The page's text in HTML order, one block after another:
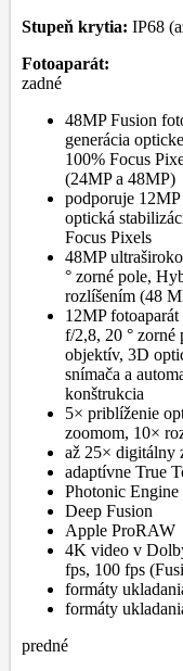
Stupeň krytia: IP68
Fotoaparát:
zadné
48MP Fusion
generácia
100% Focus
(24MP a 48MP)
podporuje
optická
Focus Pixels
48MP
° zorné pole,
rozlíšením (48
12MP
f/2,8, 20 ° zorné
objektív, 3D
snímača a
konštrukcia
5× priblíženie
zoomom, 10×
až 25× digitálny
adaptívne True
Photonic Engine
Deep Fusion
Apple ProRAW
4K video v
fps, 100 fps
formáty
formáty
predné